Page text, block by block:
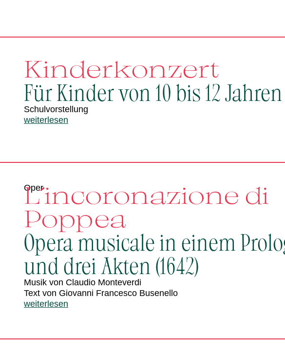
Kinderkonzert
Für Kinder von 10 bis 12 Jahren
Schulvorstellung
weiterlesen
Oper
L´incoronazione di
Poppea
Opera musicale in einem
und drei Akten (1642)
Musik von Claudio Monteverdi
Text von Giovanni Francesco Busenello
weiterlesen